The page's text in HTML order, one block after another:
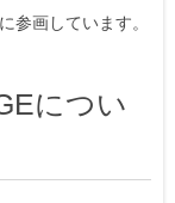
参画しています。
につい